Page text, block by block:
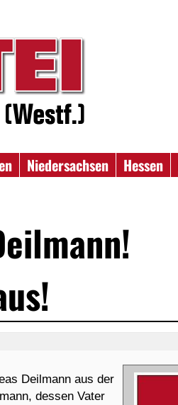
Niedersachsen Hessen
Deilmann aus der
dessen Vater